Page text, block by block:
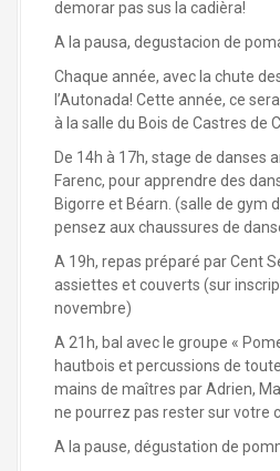
demorar pas sus la cadièra!
A la pausa, degustacion de
Chaque année, avec la chute
l’Autonada! Cette année, ce
à la salle du Bois de Castres de
De 14h à 17h, stage de danses
Farenc, pour apprendre des
Bigorre et Béarn. (salle de gym
pensez aux chaussures de
A 19h, repas préparé par Cent
assiettes et couverts (sur
novembre)
A 21h, bal avec le groupe «
hautbois et percussions de
mains de maîtres par Adrien,
ne pourrez pas rester sur votre
A la pause, dégustation de